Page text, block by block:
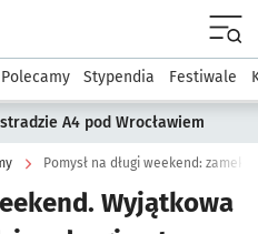
podserwis: Kultura
Polecamy Stypendia Festiwale
A4 pod Wrocławiem
Pomysł na długi weekend: zamek
Wyjątkowa